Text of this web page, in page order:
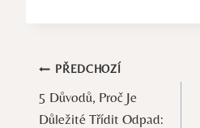
Navigace
pro
PŘEDCHOZÍ
5 Důvodů, Proč Je
Důležité Třídit Odpad: